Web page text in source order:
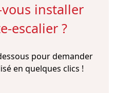
installer
escalier ?
pour demander
en quelques clics !